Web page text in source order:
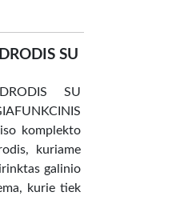
SU
SU
komplekto
kuriame
galinio
kurie tiek